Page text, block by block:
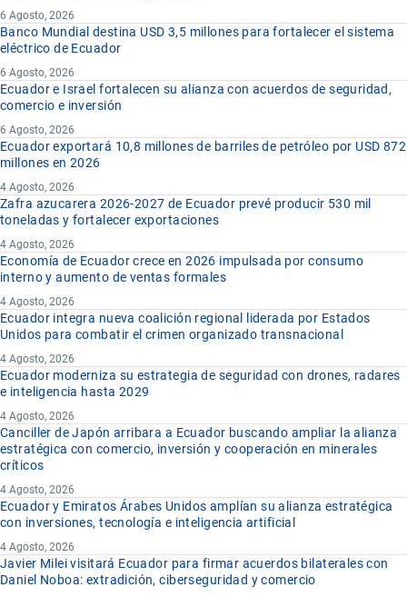
6 Agosto, 2026
Banco Mundial destina USD 3,5 millones para fortalecer el sistema
eléctrico de Ecuador
6 Agosto, 2026
Ecuador e Israel fortalecen su alianza con acuerdos de seguridad,
comercio e inversión
6 Agosto, 2026
Ecuador exportará 10,8 millones de barriles de petróleo por USD 872
millones en 2026
4 Agosto, 2026
Zafra azucarera 2026-2027 de Ecuador prevé producir 530 mil
toneladas y fortalecer exportaciones
4 Agosto, 2026
Economía de Ecuador crece en 2026 impulsada por consumo
interno y aumento de ventas formales
4 Agosto, 2026
Ecuador integra nueva coalición regional liderada por Estados
Unidos para combatir el crimen organizado transnacional
4 Agosto, 2026
Ecuador moderniza su estrategia de seguridad con drones, radares
e inteligencia hasta 2029
4 Agosto, 2026
Canciller de Japón arribara a Ecuador buscando ampliar la alianza
estratégica con comercio, inversión y cooperación en minerales
críticos
4 Agosto, 2026
Ecuador y Emiratos Árabes Unidos amplían su alianza estratégica
con inversiones, tecnología e inteligencia artificial
4 Agosto, 2026
Javier Milei visitará Ecuador para firmar acuerdos bilaterales con
Daniel Noboa: extradición, ciberseguridad y comercio